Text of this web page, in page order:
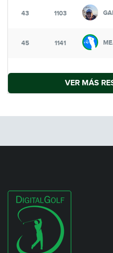
43 1103
45 1141
VER MÁS